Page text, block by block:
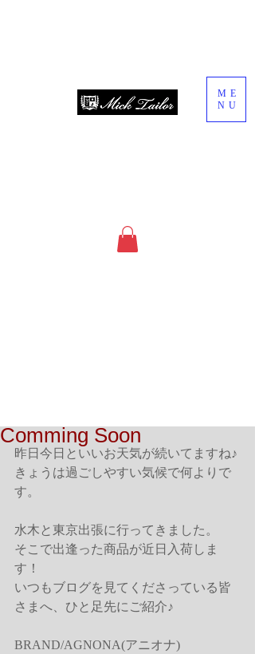
ME
NU
Comming Soon
昨日今日といいお天気が続いてますね♪
きょうは過ごしやすい気候で何よりで
す。
水木と東京出張に行ってきました。
そこで出逢った商品が近日入荷しま
す！
いつもブログを見てくださっている皆
さまへ、ひと足先にご紹介♪
BRAND/AGNONA(アニオナ)